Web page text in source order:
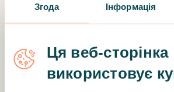
Згода Інформація
Ця веб-сторінка
використовує
обирати інакше: діяти,
ставитись до себе з повагою,
«правильного». Натомість
де можна досліджувати,
шукати, зупинятись і розуміти